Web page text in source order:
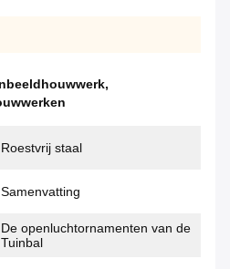
,
Roestvrij staal
Samenvatting
De openluchtornamenten van de
Tuinbal